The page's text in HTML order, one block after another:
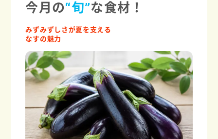
今月の“旬”な食材！
みずみずしさが夏を支える
なすの魅力